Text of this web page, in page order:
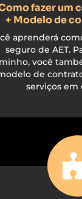
fazer um
+ Modelo de
aprenderá
seguro de AET.
você
de
serviços